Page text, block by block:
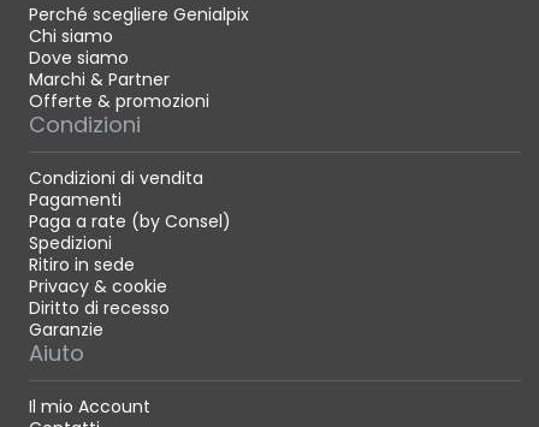
Perché scegliere Genialpix
Chi siamo
Dove siamo
Marchi & Partner
Offerte & promozioni
Condizioni
Condizioni di vendita
Pagamenti
Paga a rate (by Consel)
Spedizioni
Ritiro in sede
Privacy & cookie
Diritto di recesso
Garanzie
Aiuto
Il mio Account